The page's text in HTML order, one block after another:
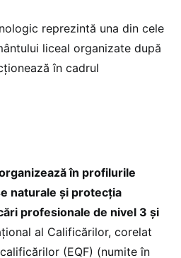
reprezintă una din cele
liceal organizate după
în cadrul
în profilurile
naturale și protecția
profesionale de nivel 3 și
al Calificărilor, corelat
(EQF) (numite în